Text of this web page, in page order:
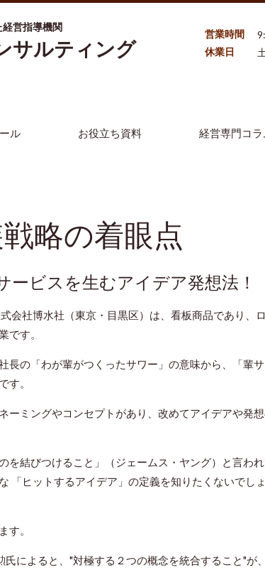
営指導機関
サルティング
営業時間
休業日
ル お役立ち資料 経営専門コラ
戦略の着眼点
ービスを生むアイデア発想法！
会社博水社（東京・目黒区）は、看板商品であり、
です。
長の「わが輩がつくったサワー」の意味から、「輩
す。
ーミングやコンセプトがあり、改めてアイデアや発
を結びつけること」（ジェームス・ヤング）と言わ
「ヒットするアイデア」の定義を知りたくないでし
す。
によると、"対極する２つの概念を統合すること"が